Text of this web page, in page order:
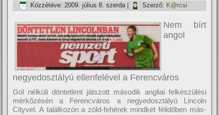
Közzétéve: 2009. július 8. szerda| Szerző: K@rcsi
Nem bí­rt
angol
negyedosztályú ellenfelével a Ferencváros
Gól nélküli döntetlent játszott második angliai felkészülési
mérkőzésén a Ferencváros a negyedosztályú Lincoln
Cityvel. A találkozón a zöld-fehérek mindkét félidőben más-